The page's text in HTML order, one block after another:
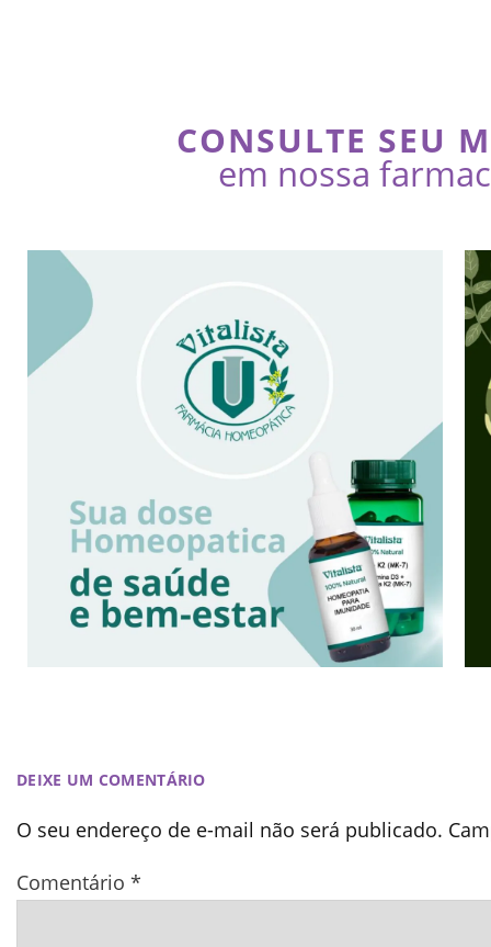
CONSULTE SEU
em nossa
DEIXE UM COMENTÁRIO
O seu endereço de e-mail não será publicado.
Comentário *